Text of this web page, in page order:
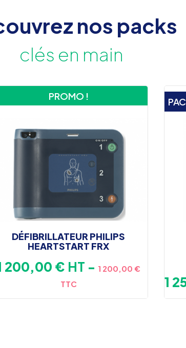
nos packs
clés en main
DÉFIBRILLATEUR PHILIPS
HEARTSTART FRX
200,00 € HT - 1 200,00 €
TTC
PROMO !
1